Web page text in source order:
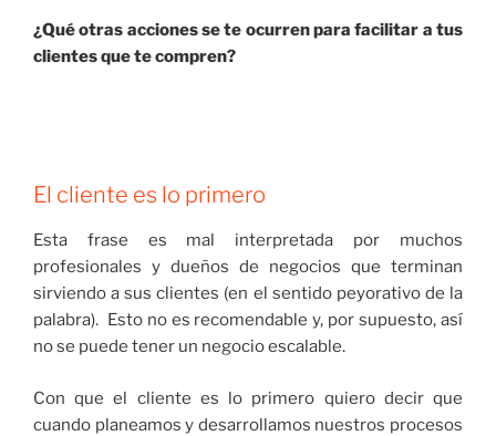
¿Qué otras acciones se te ocurren para facilitar a tus
clientes que te compren?
El cliente es lo primero
Esta frase es mal interpretada por muchos
profesionales y dueños de negocios que terminan
sirviendo a sus clientes (en el sentido peyorativo de la
palabra). Esto no es recomendable y, por supuesto, así
no se puede tener un negocio escalable.
Con que el cliente es lo primero quiero decir que
cuando planeamos y desarrollamos nuestros procesos